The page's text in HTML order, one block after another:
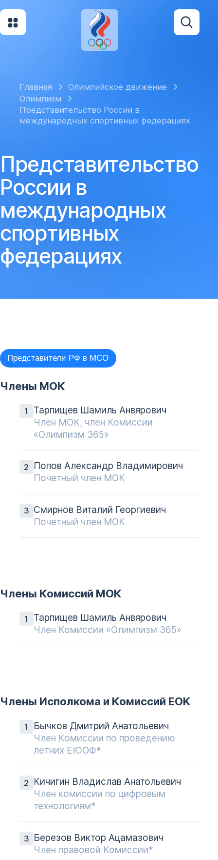
Главная
Олимпийское движение
Олимпизм
Представительство России в
международных спортивных федерациях
Представительство
России в
международных
спортивных
федерациях
Представители РФ в МСО
Члены МОК
Тарпищев Шамиль Анвярович
Член МОК, член Комиссии
«Олимпизм 365»
Попов Александр Владимирович
Почетный член МОК
Смирнов Виталий Георгиевич
Почетный член МОК
Члены Комиссий МОК
Тарпищев Шамиль Анвярович
Член Комиссии «Олимпизм 365»
Члены Исполкома и Комиссий EOK
Бычков Дмитрий Анатольевич
Член Комиссии по проведению
летних ЕЮОФ*
Кичигин Владислав Анатольевич
Член комиссии по цифровым
технологиям*
Березов Виктор Ацамазович
Член правовой Комиссии*